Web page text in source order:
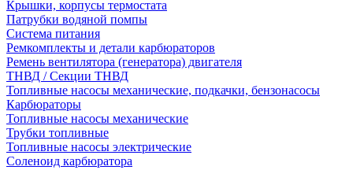
Крышки, корпусы термостата
Патрубки водяной помпы
Система питания
Ремкомплекты и детали карбюраторов
Ремень вентилятора (генератора) двигателя
ТНВД / Секции ТНВД
Топливные насосы механические, подкачки, бензонасосы
Карбюраторы
Топливные насосы механические
Трубки топливные
Топливные насосы электрические
Соленоид карбюратора